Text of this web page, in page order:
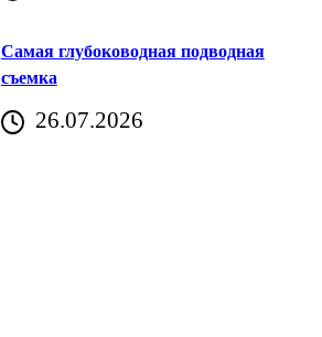
Самая глубоководная подводная
съемка
26.07.2026